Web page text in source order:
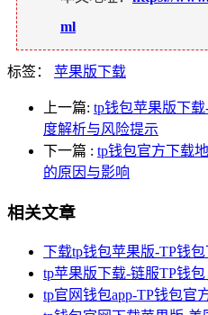
ml
标签： 苹果版下载
上一篇: tp钱包苹果版下
度解析与风险提示
下一篇 : tp钱包官方下载
的原因与影响
相关文章
下载tp钱包苹果版-TP钱
tp苹果版下载-链服TP钱
tp官网钱包app-TP钱包官